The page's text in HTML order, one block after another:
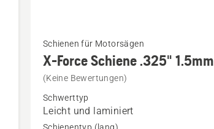
Details
Force
Schiene
Schienen für Motorsägen
X-Force Schiene .325" 1.5mm
(Keine Bewertungen)
Schwerttyp
Leicht und laminiert
Schienentyp (lang)